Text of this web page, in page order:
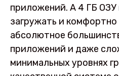
приложений. А 4 ГБ ОЗУ
загружать и комфортно
абсолютное
приложений и даже
минимальных уровнях